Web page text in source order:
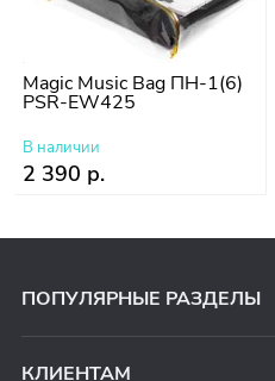
Magic Music Bag ПН-1(6)
PSR-EW425
В наличии
2 390 р.
ПОПУЛЯРНЫЕ РАЗДЕЛЫ
КЛИЕНТАМ